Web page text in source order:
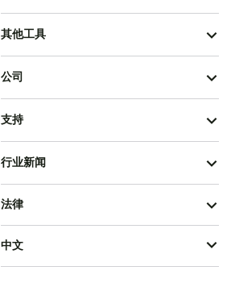
其他工具
公司
支持
行业新闻
法律
中文